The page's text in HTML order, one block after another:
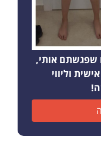
שפגשתם אותי,
וליווי